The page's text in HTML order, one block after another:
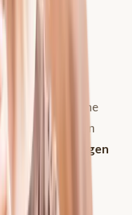
ist eine
nur gestellt, wenn
und sorgfältigen